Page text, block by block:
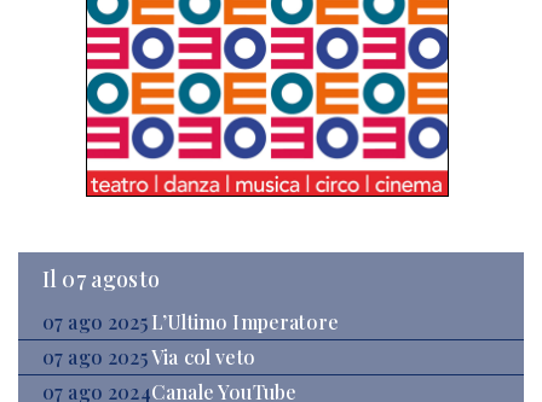
Il 07 agosto
07 ago 2025 L’Ultimo Imperatore
07 ago 2025Via col veto
07 ago 2024Canale YouTube